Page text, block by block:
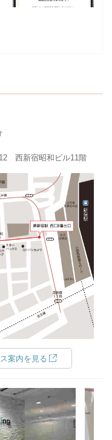
西新宿昭和ビル11階
案内を見る